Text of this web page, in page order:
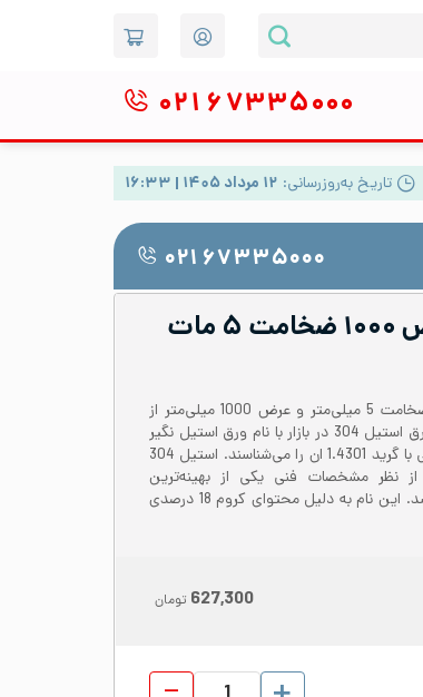
۰۲۱ ۶۷۳۳۵۰۰۰
تاریخ به‌روزرسانی: ۱۲ مرداد ۱۴۰۵ | ۱۶:۳۳
۰۲۱ ۶۷۳۳۵۰۰۰
ورق رول استیل ۳۰۴ عرض ۱۰۰۰ ضخامت ۵ مات
ورق رول 304 یا 1.4301 با سطح مات 2B، ضخامت 5 میلی‌متر و عرض 1000 میلی‌‌متر از
جمله ورق‌های پرکاربرد در صنعت می‌باشد. ورق استیل 304 در بازار با نام ورق استیل نگیر
نیز شناخته می‌‌شود و در استانداردهای اروپایی با گرید 1.4301 ان را می‌شناسند. استیل 304
نظر مشخصات فنی یکی از بهینه‌ترین
انتخاب‌هاست. نام دیگر این فولاد 8/18 می‌باشد. این نام به دلیل محتوای کروم 18 درصدی
627,300 تومان
ورق رول استیل 304 عرض 1000 ضخامت 5 مات 2B عدد